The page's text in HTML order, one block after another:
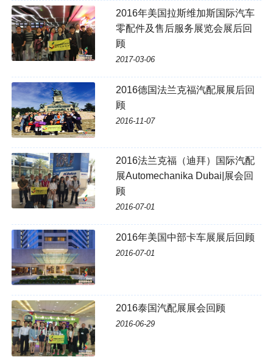
2016年美国拉斯维加斯国际汽车
零配件及售后服务展览会展后回
顾
2017-03-06
2016德国法兰克福汽配展展后回
顾
2016-11-07
2016法兰克福（迪拜）国际汽配
展Automechanika Dubai|展会回
顾
2016-07-01
2016年美国中部卡车展展后回顾
2016-07-01
2016泰国汽配展展会回顾
2016-06-29